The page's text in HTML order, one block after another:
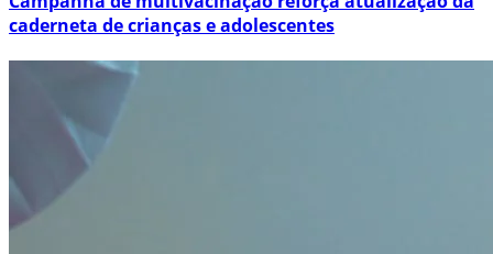
caderneta de crianças e adolescentes